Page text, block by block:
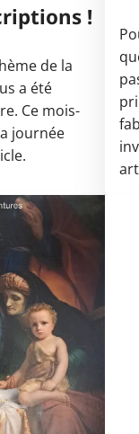
!
de la
a été
Ce mois-
journée